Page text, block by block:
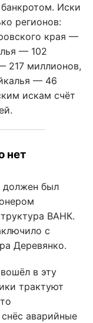
Иски
регионов:
края —
— 102
217 миллионов,
— 46
искам счёт
нет
должен был
ВАНК.
с
Деревянко.
в эту
трактуют
аварийные